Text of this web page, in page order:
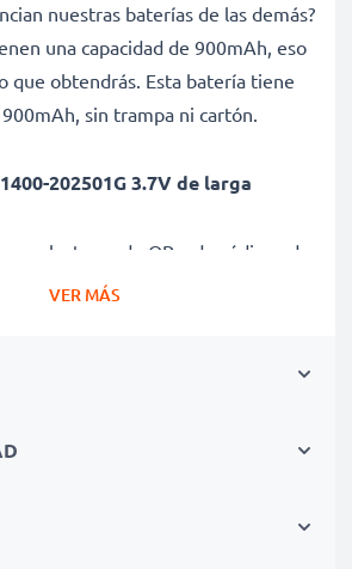
nuestras baterías de las demás?
una capacidad de 900mAh, eso
que obtendrás. Esta batería tiene
sin trampa ni cartón.
202501G 3.7V de larga
lectores de QR y de códigos de
alto rendimiento y potencia durante
y altos estándares de seguridad
baterías son sometidas a
VER MÁS